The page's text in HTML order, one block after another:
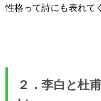
性格って詩にも表れて
２．李白と杜